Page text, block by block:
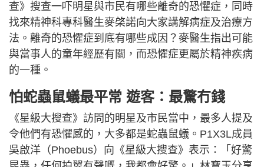
查》搜查一吓明星與市民有哪些離奇的恐懼症，同時
找來精神科專科醫生麥棨諾向大家講解病症及治療方
法。離奇的恐懼症到底有哪些成因？麥醫生指出可能
與當事人的童年經歷有關，而恐懼症更屬於精神疾病
的一種。
怕蛇蟲鼠蟻最平常 遊客：最驚冇錢
《星級大搜查》訪問的明星及市民當中，最多人提及
令他們有恐懼感的，大多都是蛇蟲鼠蟻。P1X3L成員
吳啟洋（Phoebus）向《星級大搜查》表示：「好驚